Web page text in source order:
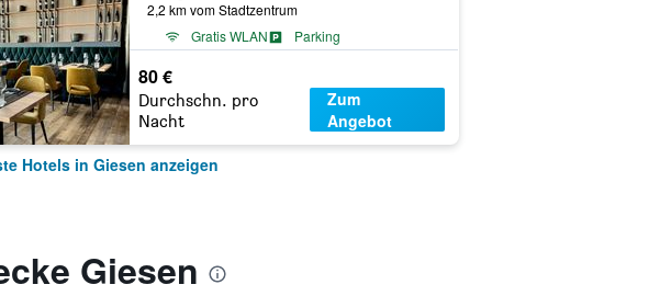
2,2 km vom Stadtzentrum
Gratis WLAN
Parking
80 €
Durchschn. pro
Nacht
Zum
Angebot
Hotels in Giesen anzeigen
Giesen